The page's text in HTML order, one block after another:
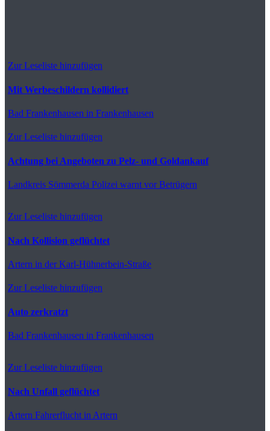
Zur Leseliste hinzufügen
Mit Werbeschildern kollidiert
Bad Frankenhausen in Frankenhausen
Zur Leseliste hinzufügen
Achtung bei Angeboten zu Pelz- und Goldankauf
Landkreis Sömmerda Polizei warnt vor Betrügern
Zur Leseliste hinzufügen
Nach Kollision geflüchtet
Artern in der Karl-Hühnerbein-Straße
Zur Leseliste hinzufügen
Auto zerkratzt
Bad Frankenhausen in Frankenhausen
Zur Leseliste hinzufügen
Nach Unfall geflüchtet
Artern Fahrerflucht in Artern